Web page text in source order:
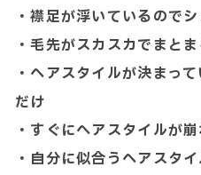
・襟足が浮いているので
・毛先がスカスカでまと
・ヘアスタイルが決まっ
だけ
・すぐにヘアスタイルが
・自分に似合うヘアスタ